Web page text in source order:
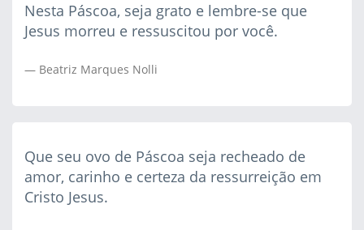
Nesta Páscoa, seja grato e lembre-se que
Jesus morreu e ressuscitou por você.
Beatriz Marques Nolli
Que seu ovo de Páscoa seja recheado de
amor, carinho e certeza da ressurreição em
Cristo Jesus.